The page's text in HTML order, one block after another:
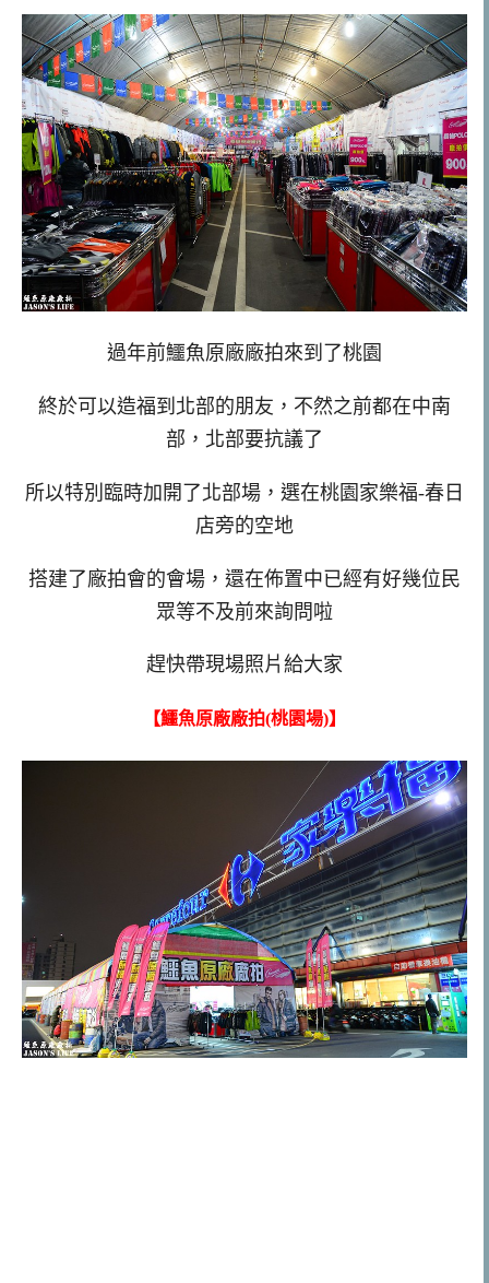
過年前鱷魚原廠廠拍來到了桃園
終於可以造福到北部的朋友，不然之前都在中南
部，北部要抗議了
所以特別臨時加開了北部場，選在桃園家樂福-春日
店旁的空地
搭建了廠拍會的會場，還在佈置中已經有好幾位民
眾等不及前來詢問啦
趕快帶現場照片給大家
【鱷魚原廠廠拍(桃園場)】